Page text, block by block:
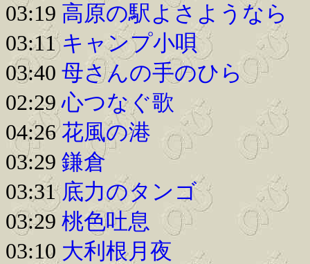
03:19 高原の駅よさようなら
03:11キャンプ小唄
03:40 母さんの手のひら
02:29心つなぐ歌
04:26花風の港
03:29 鎌倉
03:31底力のタンゴ
03:29 桃色吐息
03:10 大利根月夜